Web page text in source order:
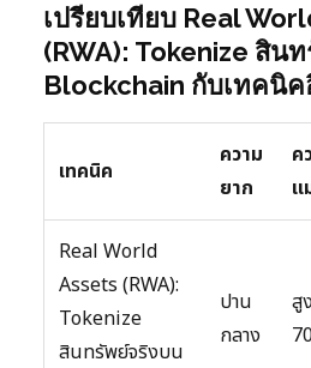
เปรียบเทียบ Real
(RWA): Tokenize สิน
Blockchain กับเทคนิ
เทคนิค
ความ
ยาก
ค
แ
Real World
Assets (RWA):
Tokenize
สินทรัพย์จริงบน
ปาน
กลาง
สู